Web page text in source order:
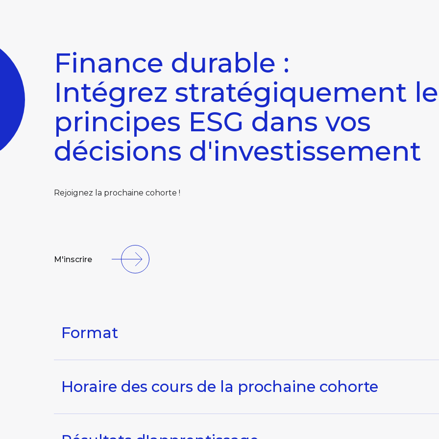
Finance durable :
Intégrez stratégiquement
principes ESG dans vos
décisions d'investissement
Rejoignez la prochaine cohorte !
M'inscrire
Format
Horaire des cours de la prochaine cohorte